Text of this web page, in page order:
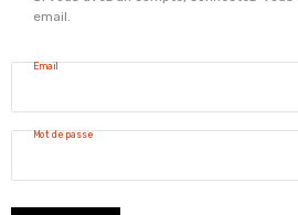
email.
Email
Mot de passe